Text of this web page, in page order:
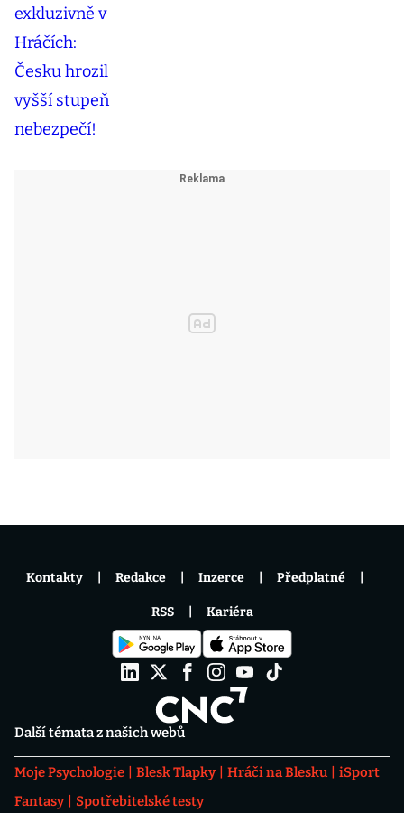
Další témata z našich webů
Moje Psychologie Blesk Tlapky Hráči na Blesku
iSport
Fantasy
Spotřebitelské testy
Kontakty Redakce Inzerce Předplatné
RSS Kariéra